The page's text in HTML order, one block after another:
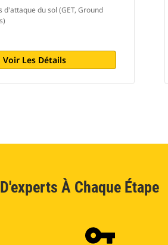
d'attaque du sol (GET, Ground
Voir Les Détails
À Chaque Étape